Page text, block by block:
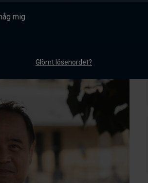
mig
Glömt lösenordet?
till AIK